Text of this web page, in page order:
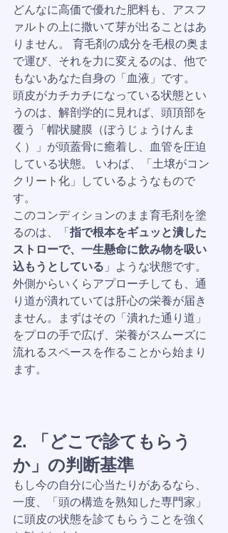
どんなに高価で優れた肥料も、アスフ
ァルトの上に撒いて芽が出ることはあ
りません。 育毛剤の成分を毛根の奥ま
で運び、それを力に変えるのは、他で
もないあなた自身の「血液」です。
頭皮がカチカチになっている状態とい
うのは、解剖学的に見れば、頭頂部を
覆う「帽状腱膜（ぼうじょうけんま
く）」が頭蓋骨に癒着し、血管を圧迫
している状態。 いわば、「土壌がコン
クリート化」しているようなもので
す。
このコンディションのまま育毛剤を塗
るのは、「 指で根本をギュッと潰した
ストローで、一生懸命に飲み物を吸い
込もうとしている 」ような状態です。
外側からいくらアプローチしても、通
り道が潰れていては肝心の栄養が届き
ません。まずはその「潰れた通り道」
をプロの手で広げ、栄養がスムーズに
流れるスペースを作ることから始まり
ます。
2. 「どこで診てもらう
か」の判断基準
もし今の自分に心当たりがあるなら、
一度、「頭の構造を熟知した専門家」
に頭皮の状態を診てもらうことを強く